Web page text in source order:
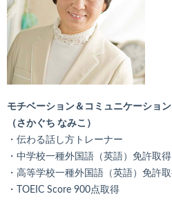
モチベーション＆コミュニケーショ
（さかぐち なみこ）
・伝わる話し方トレーナー
・中学校一種外国語（英語）免許取得
・高等学校一種外国語（英語）免許
・TOEIC Score 900点取得